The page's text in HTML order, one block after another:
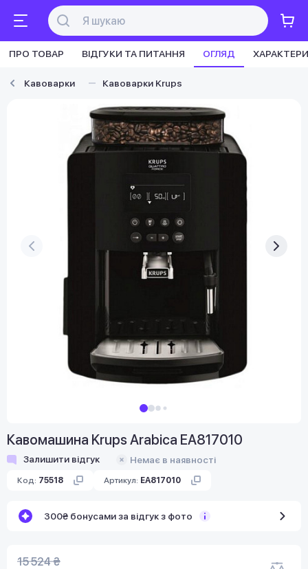
ПРО ТОВАР ВІДГУКИ ТА ПИТАННЯ ОГЛЯД
Кавоварки Кавоварки Krups
Кавомашина Krups Arabica EA817010
Залишити відгук Немає в наявності
Код: 75518 Артикул: EA817010
300₴ бонусами за відгук з фото
15 524 ₴